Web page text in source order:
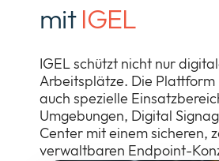
mitIGEL
IGEL schützt nicht nur
Arbeitsplätze. Die Plattform
auch spezielle
Umgebungen, Digital
Center mit einem sicheren,
verwaltbaren Endpoint-